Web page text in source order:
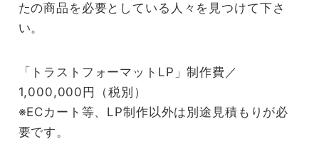
たの商品を必要としている人々を見つけて下さ
い。
「トラストフォーマットLP」制作費／
1,000,000円（税別）
※ECカート等、LP制作以外は別途見積もりが必
要です。